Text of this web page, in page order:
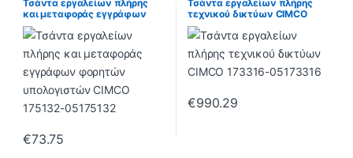
εργαλεία
Τσάντα εργαλείων πλήρης
και μεταφοράς εγγράφων
φορητών υπολογιστών
CIMCO 175132
€73.75
εργαλεία
Τσάντα εργαλείων πλήρης
τεχνικού δικτύων CIMCO
173316
€990.29